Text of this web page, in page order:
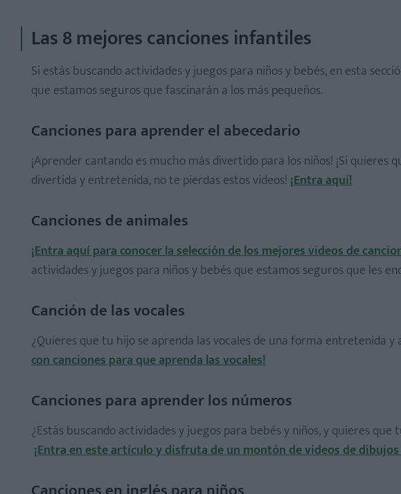
Mandalas para imprimir para niños
Cómo hacer un papalote de papel
Cómo hacer un rehilete de papel
Cómo hacer corazones de papel
Manualidades para el Día del Padre
Manualidades con fotos
Manualidades con rollos de papel higiénico
Manualidades con cápsulas de café
10 adivinanzas fáciles para niños
Chistes para niños
10 experimentos fáciles para niños
Juegos de plastilina para niños
Las 8 mejores canciones infantiles
Si estás buscando actividades y juegos para niños y bebés, en esta
que estamos seguros que fascinarán a los más pequeños.
Canciones para aprender el abecedario
¡Aprender cantando es mucho más divertido para los niños! ¡Si
divertida y entretenida, no te pierdas estos videos! ¡Entra aquí!
Canciones de animales
¡Entra aquí para conocer la selección de los mejores videos de
actividades y juegos para niños y bebés que estamos seguros que les
Canción de las vocales
¿Quieres que tu hijo se aprenda las vocales de una forma entretenida y
con canciones para que aprenda las vocales!
Canciones para aprender los números
¿Estás buscando actividades y juegos para bebés y niños, y quieres
¡Entra en este artículo y disfruta de un montón de videos de